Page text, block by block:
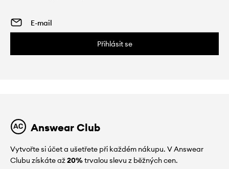
Přihlásit se
Answear Club
Vytvořte si účet a ušetřete při každém nákupu. V Answear
Clubu získáte až20%trvalou slevu z běžných cen.